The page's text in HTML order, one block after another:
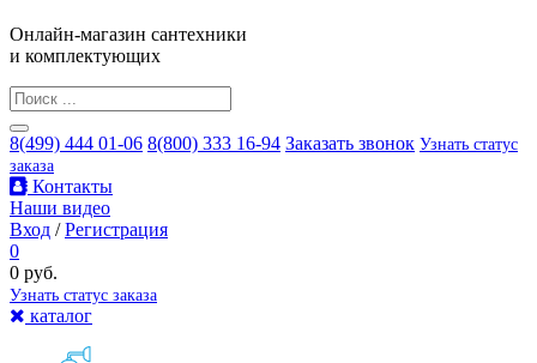
Онлайн-магазин сантехники
и комплектующих
8(499) 444 01-06 8(800) 333 16-94 Заказать звонок Узнать статус
заказа
Контакты
Наши видео
Вход /Регистрация
0
0 руб.
Узнать статус заказа
каталог